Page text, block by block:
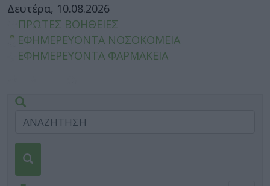
Δευτέρα, 10.08.2026
ΠΡΩΤΕΣ ΒΟΗΘΕΙΕΣ
ΕΦΗΜΕΡΕΥΟΝΤΑ ΝΟΣΟΚΟΜΕΙΑ
ΕΦΗΜΕΡΕΥΟΝΤΑ ΦΑΡΜΑΚΕΙΑ